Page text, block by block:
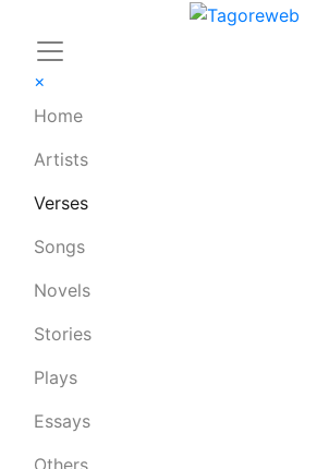
×
Home
Artists
Verses
Songs
Novels
Stories
Plays
Essays
Others